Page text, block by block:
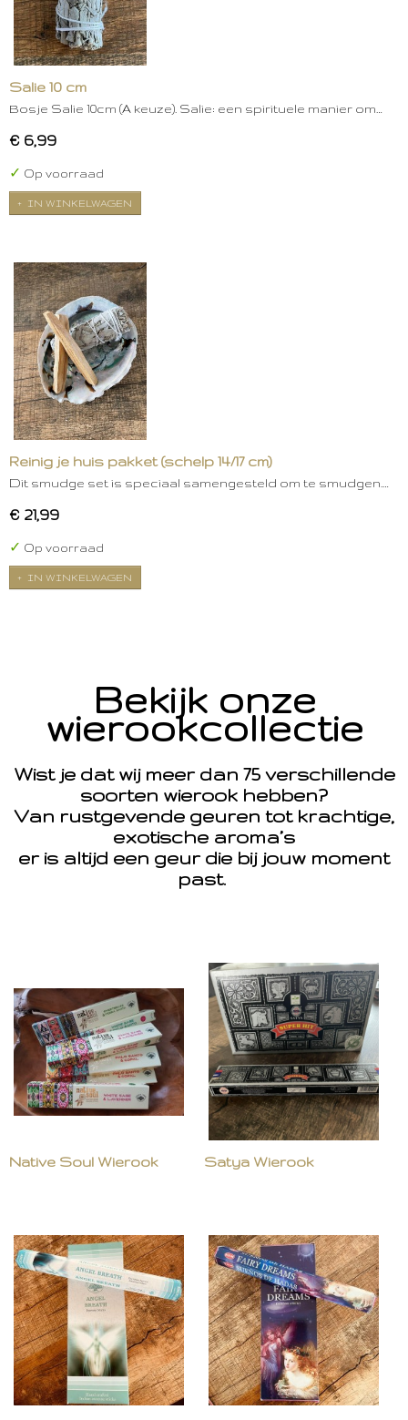
Salie 10 cm
Bosje Salie 10cm (A keuze). Salie: een spirituele manier om…
€ 6,99
✓ Op voorraad
IN WINKELWAGEN
Reinig je huis pakket (schelp 14/17 cm)
Dit smudge set is speciaal samengesteld om te smudgen.…
€ 21,99
✓ Op voorraad
IN WINKELWAGEN
Bekijk onze
wierookcollectie
Wist je dat wij meer dan 75 verschillende
soorten wierook hebben?
Van rustgevende geuren tot krachtige,
exotische aroma’s
er is altijd een geur die bij jouw moment
past.
Native Soul Wierook Satya Wierook